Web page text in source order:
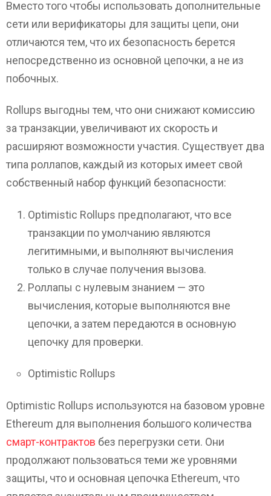
Вместо того чтобы использовать дополнительные
сети или верификаторы для защиты цепи, они
отличаются тем, что их безопасность берется
непосредственно из основной цепочки, а не из
побочных.
Rollups выгодны тем, что они снижают комиссию
за транзакции, увеличивают их скорость и
расширяют возможности участия. Существует два
типа роллапов, каждый из которых имеет свой
собственный набор функций безопасности:
Optimistic Rollups предполагают, что все
транзакции по умолчанию являются
легитимными, и выполняют вычисления
только в случае получения вызова.
Роллапы с нулевым знанием — это
вычисления, которые выполняются вне
цепочки, а затем передаются в основную
цепочку для проверки.
Optimistic Rollups
Optimistic Rollups используются на базовом уровне
Ethereum для выполнения большого количества
смарт-контрактов без перегрузки сети. Они
продолжают пользоваться теми же уровнями
защиты, что и основная цепочка Ethereum, что